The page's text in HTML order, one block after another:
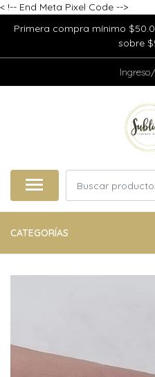
< !-- End Meta Pixel Code -->
Primera compra mínimo
sobre
CATEGORÍAS